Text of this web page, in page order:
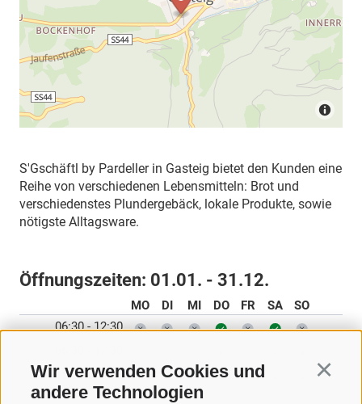
Wir verwenden Cookies und
andere Technologien
S'Gschäftl by Pardeller in Gasteig bietet den Kunden eine
Reihe von verschiedenen Lebensmitteln: Brot und
verschiedenstes Plundergebäck, lokale Produkte, sowie
nötigste Alltagsware.
Öffnungszeiten: 01.01. - 31.12.
MO DI MI DO FR SA
SO
06:30 - 12:30
15:00 - 18:00